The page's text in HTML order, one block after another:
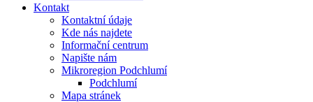
Kontakt
Kontaktní údaje
Kde nás najdete
Informační centrum
Napište nám
Mikroregion Podchlumí
Podchlumí
Mapa stránek